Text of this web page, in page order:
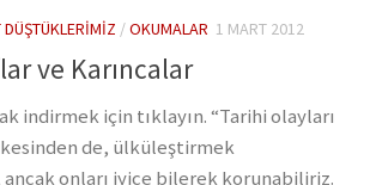
DÜŞTÜKLERIMIZ /OKUMALAR 1 MART 2012
ve Karıncalar
indirmek için tıklayın. “Tarihi olayları
de, ülküleştirmek
onları iyice bilerek korunabiliriz.